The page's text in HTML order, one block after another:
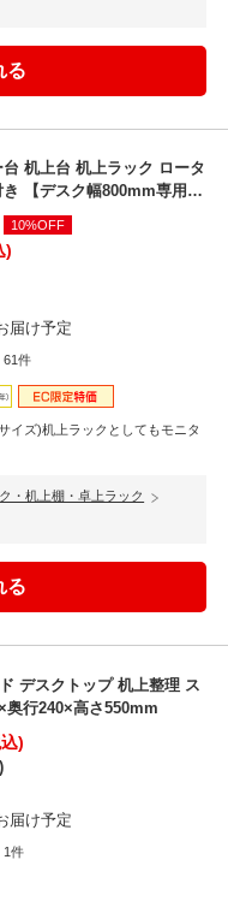
机上台 机上ラック ロータ
【デスク幅800mm専用】
10%OFF
)
届け予定
61件
イズ)机上ラックとしてもモニタ
・机上棚・卓上ラック
デスクトップ 机上整理 ス
奥行240×高さ550mm
)
届け予定
1件